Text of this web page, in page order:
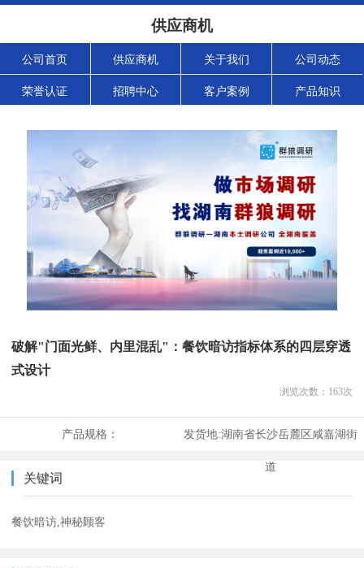
供应商机
公司首页 供应商机 关于我们 公司动态
荣誉认证 招聘中心 客户案例 产品知识
破解"门面光鲜、内里混乱"：餐饮暗访指标体系的四层穿透
式设计
浏览次数： 163次
产品规格： 发货地:湖南省长沙岳麓区咸嘉湖街
道
关键词
餐饮暗访,神秘顾客